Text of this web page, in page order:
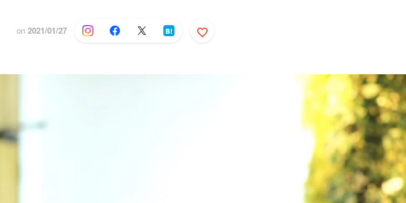
on 2021/01/27